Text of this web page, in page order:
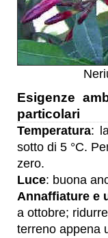
Esigenze
particolari
Temperatura:
sotto di 5 °C.
zero.
Luce: buona
Annaffiature e
a ottobre;
terreno appena